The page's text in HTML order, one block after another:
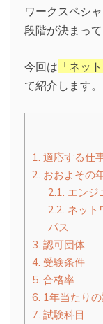
ワークスペシ
段階が決まって
今回は 「ネッ
て紹介します。
1. 適応する仕
2. おおよその
2.1.
エンジ
2.2. ネット
パス
3. 認可団体
4. 受験条件
5. 合格率
6. 1年当たり
7. 試験科目